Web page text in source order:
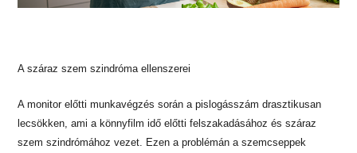
A száraz szem szindróma ellenszerei
A monitor előtti munkavégzés során a pislogásszám drasztikusan
lecsökken, ami a könnyfilm idő előtti felszakadásához és száraz
szem szindrómához vezet. Ezen a problémán a szemcseppek